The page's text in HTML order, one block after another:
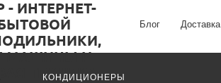
Блог Доставка
КОНДИЦИОНЕРЫ